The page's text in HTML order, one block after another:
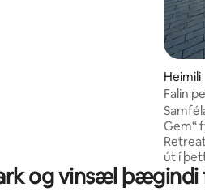
Heimili
Falin
Gem“ fyrir
út í
í heita
og vinsæl